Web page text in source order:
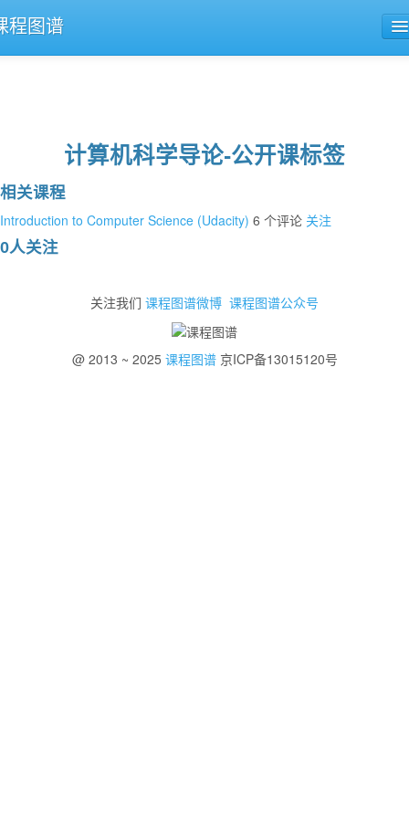
程图谱
计算机科学导论-公开课标签
相关课程
Introduction to Computer Science (Udacity) 6 个评论 关注
0人关注
关注我们 课程图谱微博 课程图谱公众号
@ 2013 ~ 2025 课程图谱京ICP备13015120号